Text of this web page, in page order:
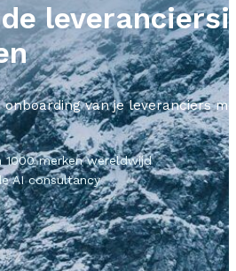
onboarding van je leveranciers
merken wereldwijd
AI consultancy